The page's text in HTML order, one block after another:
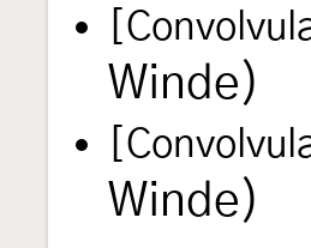
Winde)
Winde)